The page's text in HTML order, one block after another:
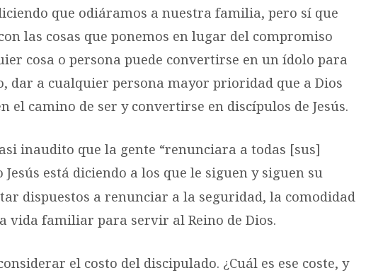
que odiáramos a nuestra familia, pero sí que
las cosas que ponemos en lugar del compromiso
cosa o persona puede convertirse en un ídolo para
dar a cualquier persona mayor prioridad que a Dios
el camino de ser y convertirse en discípulos de Jesús.
inaudito que la gente “renunciara a todas [sus]
Jesús está diciendo a los que le siguen y siguen su
dispuestos a renunciar a la seguridad, la comodidad
vida familiar para servir al Reino de Dios.
el costo del discipulado. ¿Cuál es ese coste, y